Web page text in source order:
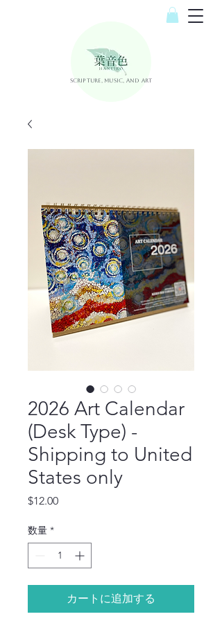
Scripture, Music, and Art
2026 Art Calendar
(Desk Type) -
Shipping to United
States only
$12.00価
数量 *
カートに追加する